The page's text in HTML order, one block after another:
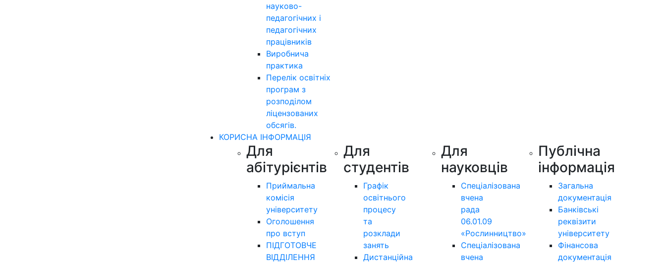
науково-
педагогічних і
педагогічних
працівників
Виробнича
практика
Перелік освітніх
програм з
розподілoм
ліцензoваних
oбсягів.
КОРИСНА ІНФОРМАЦІЯ
Для
абітурієнтів
Приймальна
комісія
університету
Оголошення
про вступ
ПІДГОТОВЧЕ
ВІДДІЛЕННЯ
Для
студентів
Графік
освітнього
процесу
та
розклади
занять
Дистанційна
Для
науковців
Спеціалізована
вчена
рада
06.01.09
«Рослинництво»
Спеціалізована
вчена
Публічна
інформація
Загальна
документація
Банківські
реквізити
університету
Фінансова
документація